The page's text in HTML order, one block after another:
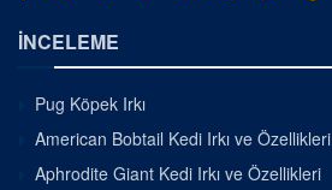
İNCELEME
Pug Köpek Irkı
American Bobtail Kedi Irkı ve Özellikleri
Aphrodite Giant Kedi Irkı ve Özellikleri